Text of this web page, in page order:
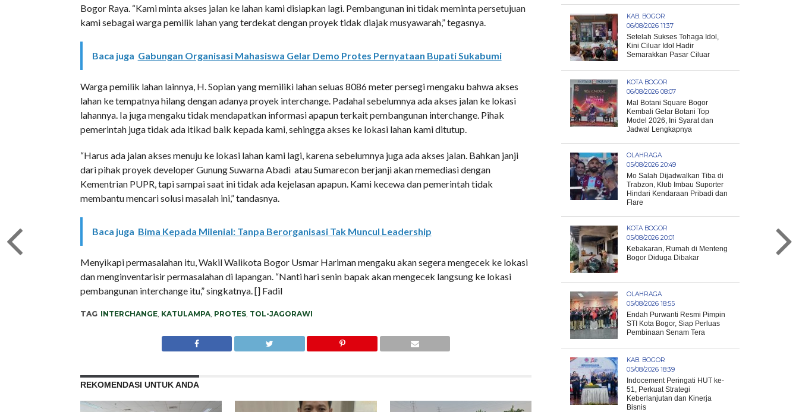
Bogor Raya. “Kami minta akses jalan ke lahan kami disiapkan lagi. Pembangunan ini tidak meminta persetujuan
kami sebagai warga pemilik lahan yang terdekat dengan proyek tidak diajak musyawarah,” tegasnya.
Baca juga Gabungan Organisasi Mahasiswa Gelar Demo Protes Pernyataan Bupati Sukabumi
Warga pemilik lahan lainnya, H. Sopian yang memiliki lahan seluas 8086 meter persegi mengaku bahwa akses
lahan ke tempatnya hilang dengan adanya proyek interchange. Padahal sebelumnya ada akses jalan ke lokasi
lahannya. Ia juga mengaku tidak mendapatkan informasi apapun terkait pembangunan interchange. Pihak
pemerintah juga tidak ada itikad baik kepada kami, sehingga akses ke lokasi lahan kami ditutup.
“Harus ada jalan akses menuju ke lokasi lahan kami lagi, karena sebelumnya juga ada akses jalan. Bahkan janji
dari pihak proyek developer Gunung Suwarna Abadi atau Sumarecon berjanji akan memediasi dengan
Kementrian PUPR, tapi sampai saat ini tidak ada kejelasan apapun. Kami kecewa dan pemerintah tidak
membantu mencari solusi masalah ini,” tandasnya.
Baca juga Bima Kepada Milenial: Tanpa Berorganisasi Tak Muncul Leadership
Menyikapi permasalahan itu, Wakil Walikota Bogor Usmar Hariman mengaku akan segera mengecek ke lokasi
dan menginventarisir permasalahan di lapangan. “Nanti hari senin bapak akan mengecek langsung ke lokasi
pembangunan interchange itu,” singkatnya. [] Fadil
TAG INTERCHANGE, KATULAMPA, PROTES, TOL-JAGORAWI
REKOMENDASI UNTUK ANDA
KAB. BOGOR
06/08/2026 11:37
Setelah Sukses Tohaga Idol,
Kini Ciluar Idol Hadir
Semarakkan Pasar Ciluar
KOTA BOGOR
06/08/2026 08:07
Mal Botani Square Bogor
Kembali Gelar Botani Top
Model 2026, Ini Syarat dan
Jadwal Lengkapnya
OLAHRAGA
05/08/2026 20:49
Mo Salah Dijadwalkan Tiba di
Trabzon, Klub Imbau Suporter
Hindari Kendaraan Pribadi dan
Flare
KOTA BOGOR
05/08/2026 20:01
Kebakaran, Rumah di Menteng
Bogor Diduga Dibakar
OLAHRAGA
05/08/2026 18:55
Endah Purwanti Resmi Pimpin
STI Kota Bogor, Siap Perluas
Pembinaan Senam Tera
KAB. BOGOR
05/08/2026 18:39
Indocement Peringati HUT ke-
51, Perkuat Strategi
Keberlanjutan dan Kinerja
Bisnis